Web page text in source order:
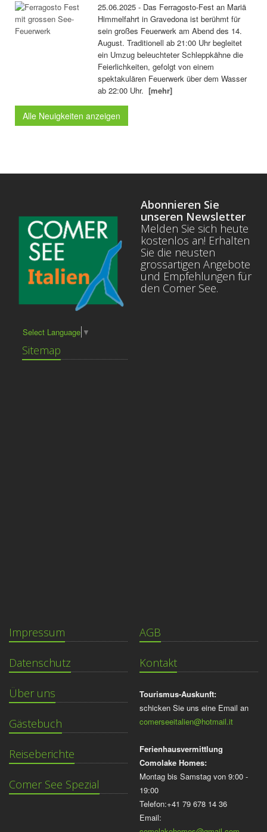
25.06.2025 - Das Ferragosto-Fest an Mariä
Himmelfahrt in Gravedona ist berühmt für
sein großes Feuerwerk am Abend des 14.
August. Traditionell ab 21:00 Uhr begleitet
ein Umzug beleuchteter Schleppkähne die
Feierlichkeiten, gefolgt von einem
spektakulären Feuerwerk über dem Wasser
ab 22:00 Uhr.[mehr]
Alle Neuigkeiten anzeigen
Select Language ▼
Sitemap
Abonnieren Sie
unseren Newsletter
Melden Sie sich heute
kostenlos an! Erhalten
Sie die neusten
grossartigen Angebote
und Empfehlungen für
den Comer See.
Impressum
Datenschutz
Über uns
Gästebuch
Reiseberichte
Comer See Spezial
AGB
Kontakt
Tourismus-Auskunft:
schicken Sie uns eine Email an
comerseeitalien@hotmail.it
Ferienhausvermittlung
Comolake Homes:
Montag bis Samstag von 9:00 -
19:00
Telefon:+41 79 678 14 36
Email: